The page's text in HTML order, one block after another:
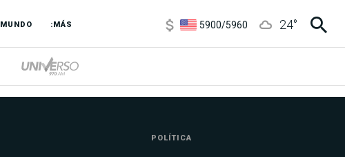
MUNDO :MÁS
1100/1160
24°
POLÍTICA